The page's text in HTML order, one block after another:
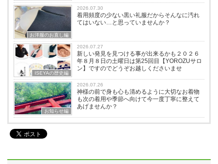
お洋服のお直し編
2026.07.30
着用頻度の少ない黒い礼服だからそんなに汚れ
てはいない…と思っていませんか？
ISEYAの歴史編
2026.07.27
新しい発見を見つける事が出来るかも２０２６
年８月８日の土曜日は第25回目【YOROZUサロ
ン】ですのでどうぞお越しくださいませ
お知らせ編
2026.07.26
神様の前で身も心も清めるように大切なお着物
も次の着用や季節へ向けて今一度丁寧に整えて
あげませんか？